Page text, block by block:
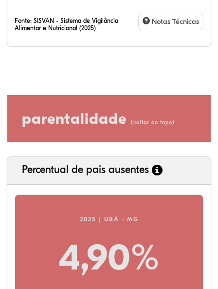
Fonte: SISVAN - Sistema de Vigilância
Alimentar e Nutricional (2025)
Notas Técnicas
parentalidade (voltar ao topo)
Percentual de pais ausentes
2025 | UBÁ - MG
4,90%